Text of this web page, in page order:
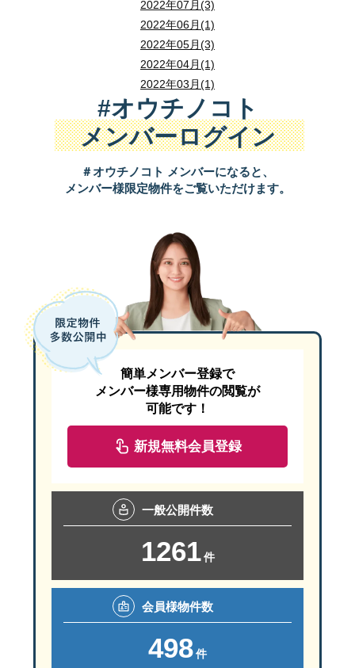
2022年07月(3)
2022年06月(1)
2022年05月(3)
2022年04月(1)
2022年03月(1)
#オウチノコト
メンバーログイン
＃オウチノコト メンバーになると、
メンバー様限定物件をご覧いただけます。
簡単メンバー登録で
メンバー様専用物件の閲覧が
可能です！
新規無料会員登録
一般公開件数
1261 件
会員様物件数
498件